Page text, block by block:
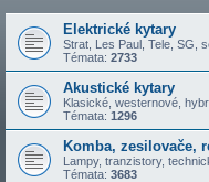
Elektrické kytary
Strat, Les Paul, Tele, SG,
Témata: 2733
Akustické kytary
Klasické, westernové,
Témata: 1296
Komba, zesilovače,
Lampy, tranzistory,
Témata: 3683